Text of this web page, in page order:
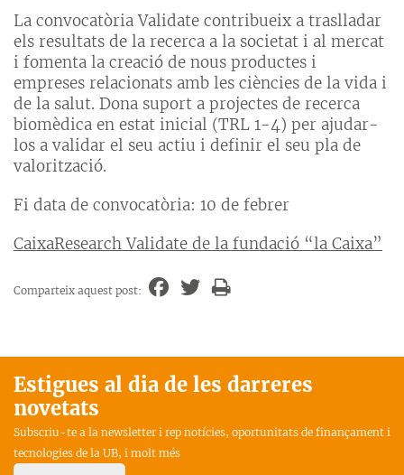
La convocatòria Validate contribueix a traslladar
els resultats de la recerca a la societat i al mercat
i fomenta la creació de nous productes i
empreses relacionats amb les ciències de la vida i
de la salut. Dona suport a projectes de recerca
biomèdica en estat inicial (TRL 1-4) per ajudar-
los a validar el seu actiu i definir el seu pla de
valorització.
Fi data de convocatòria: 10 de febrer
CaixaResearch Validate de la fundació “la Caixa”
Comparteix aquest post:
Estigues al dia de les darreres
novetats
Subscriu-te a la newsletter i rep notícies, oportunitats de finançament i
tecnologies de la UB, i molt més